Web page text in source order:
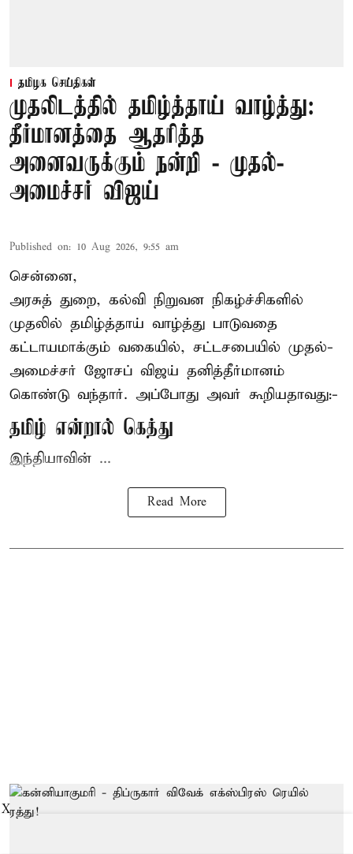
தமிழக செய்திகள்
முதலிடத்தில் தமிழ்த்தாய் வாழ்த்து:
தீர்மானத்தை ஆதரித்த
அனைவருக்கும் நன்றி - முதல்-
அமைச்சர் விஜய்
Published on: 10 Aug 2026, 9:55 am
சென்னை,
அரசுத் துறை, கல்வி நிறுவன நிகழ்ச்சிகளில்
முதலில் தமிழ்த்தாய் வாழ்த்து பாடுவதை
கட்டாயமாக்கும் வகையில், சட்டசபையில் முதல்-
அமைச்சர் ஜோசப் விஜய் தனித்தீர்மானம்
கொண்டு வந்தார். அப்போது அவர் கூறியதாவது:-
தமிழ் என்றால் கெத்து
இந்தியாவின் ...
Read More
X